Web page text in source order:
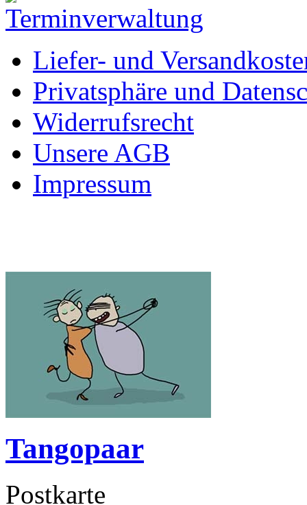
Liefer- und
Privatsphäre und
Widerrufsrecht
Unsere AGB
Impressum
Tangopaar
Postkarte